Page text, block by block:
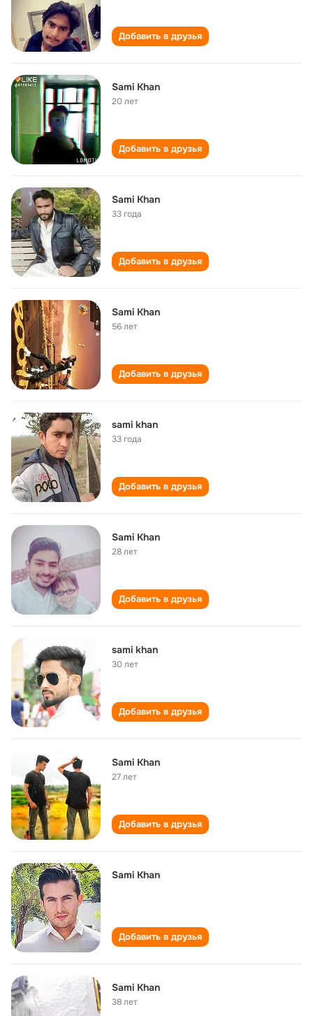
Добавить в друзья
Sami Khan
20 лет
Добавить в друзья
Sami Khan
33 года
Добавить в друзья
Sami Khan
56 лет
Добавить в друзья
sami khan
33 года
Добавить в друзья
Sami Khan
28 лет
Добавить в друзья
sami khan
30 лет
Добавить в друзья
Sami Khan
27 лет
Добавить в друзья
Sami Khan
Добавить в друзья
Sami Khan
38 лет